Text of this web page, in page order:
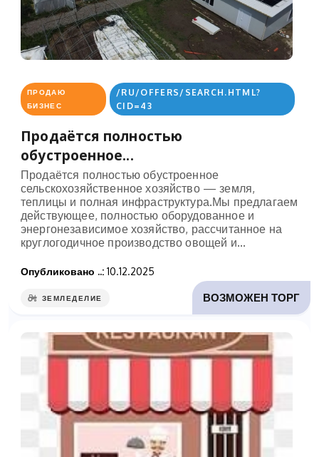
ПРОДАЮ
БИЗНЕС
/RU/OFFERS/SEARCH.HTML?
CID=43
Продаётся полностью
обустроенное...
Продаётся полностью обустроенное
сельскохозяйственное хозяйство — земля,
теплицы и полная инфраструктура.Мы предлагаем
действующее, полностью оборудованное и
энергонезависимое хозяйство, рассчитанное на
круглогодичное производство овощей и...
Опубликовано ..: 10.12.2025
ВОЗМОЖЕН ТОРГ
ЗЕМЛЕДЕЛИЕ